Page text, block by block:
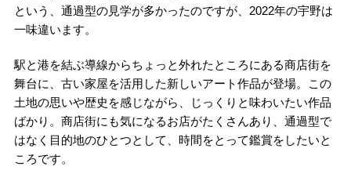
という、通過型の見学が多かったのですが、2022年の宇野は
一味違います。
駅と港を結ぶ導線からちょっと外れたところにある商店街を
舞台に、古い家屋を活用した新しいアート作品が登場。この
土地の思いや歴史を感じながら、じっくりと味わいたい作品
ばかり。商店街にも気になるお店がたくさんあり、通過型で
はなく目的地のひとつとして、時間をとって鑑賞をしたいと
ころです。